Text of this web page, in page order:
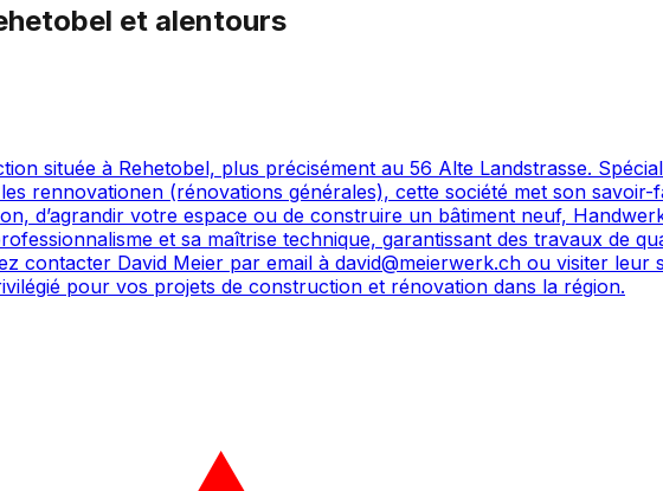
et alentours
située à Rehetobel, plus précisément au 56 Alte Landstrasse.
rennovationen (rénovations générales), cette société met son savoir-
d’agrandir votre espace ou de construire un bâtiment neuf,
et sa maîtrise technique, garantissant des travaux de
contacter David Meier par email à david@meierwerk.ch ou visiter leur
pour vos projets de construction et rénovation dans la région.